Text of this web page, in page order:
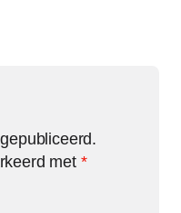
met *